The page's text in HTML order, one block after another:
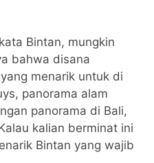
Bintan, mungkin
bahwa disana
menarik untuk di
panorama alam
panorama di Bali,
kalian berminat ini
Bintan yang wajib